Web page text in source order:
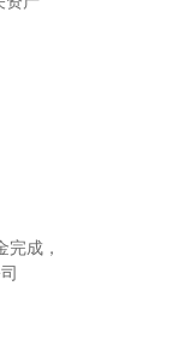
成，